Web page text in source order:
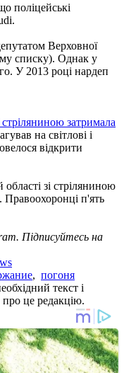
поліцейські
Верховної
списку). Однак у
У 2013 році нардеп
стріляниною затримала
на світлові і
відкрити
зі стріляниною
. Правоохоронці п'ять
Підписуйтесь на
, погоня
текст і
це редакцію.